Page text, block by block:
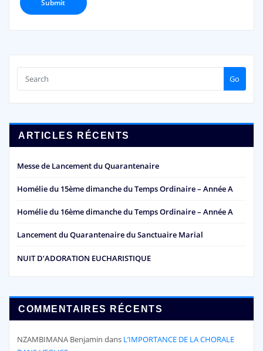
Go
ARTICLES RÉCENTS
Messe de Lancement du Quarantenaire
Homélie du 15ème dimanche du Temps Ordinaire – Année A
Homélie du 16ème dimanche du Temps Ordinaire – Année A
Lancement du Quarantenaire du Sanctuaire Marial
NUIT D’ADORATION EUCHARISTIQUE
COMMENTAIRES RÉCENTS
NZAMBIMANA Benjamin dans L’IMPORTANCE DE LA CHORALE